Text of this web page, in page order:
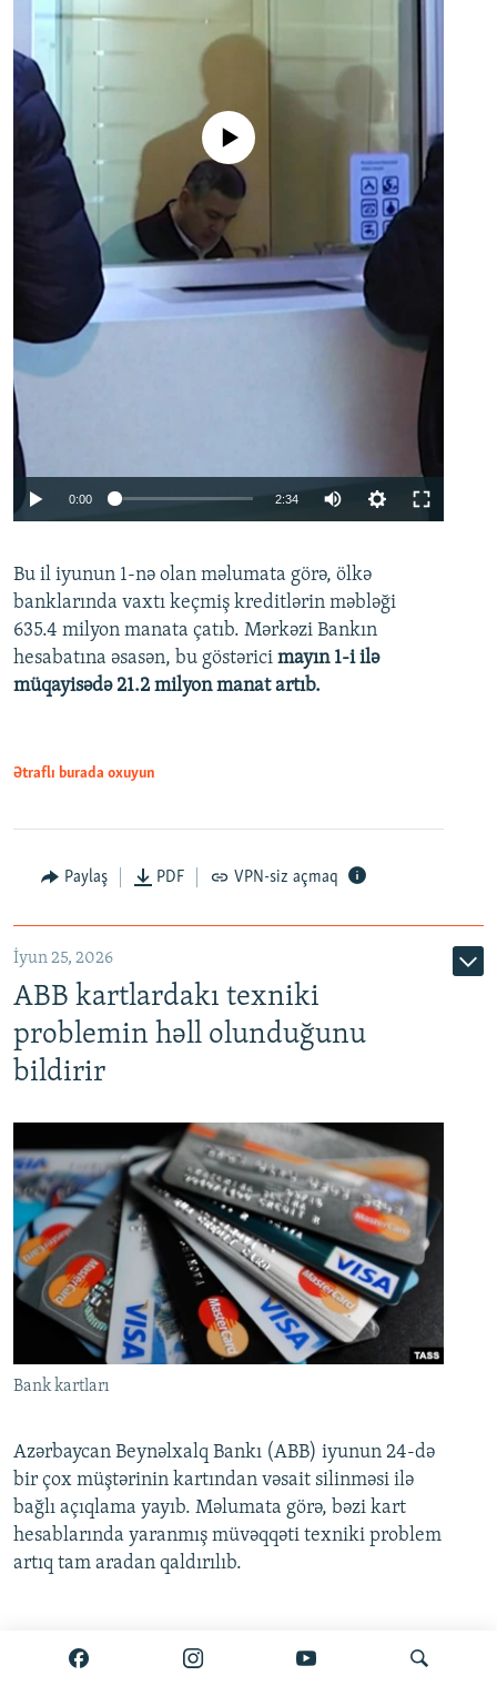
Auto 240p 360p 480p
720p 1080p
No media source currently available
0:00 2:34
360p
480p
720p
Bu il iyunun 1-nə olan məlumata görə, ölkə
banklarında vaxtı keçmiş kreditlərin məbləği
635.4 milyon manata çatıb. Mərkəzi Bankın
hesabatına əsasən, bu göstərici mayın 1-i ilə
müqayisədə 21.2 milyon manat artıb.
Ətraflı burada oxuyun
Paylaş PDF VPN-siz açmaq
İyun 25, 2026
ABB kartlardakı texniki
problemin həll olunduğunu
bildirir
Bank kartları
Azərbaycan Beynəlxalq Bankı (ABB) iyunun 24-də
bir çox müştərinin kartından vəsait silinməsi ilə
bağlı açıqlama yayıb. Məlumata görə, bəzi kart
hesablarında yaranmış müvəqqəti texniki problem
artıq tam aradan qaldırılıb.
Ətraflı burada oxuyun